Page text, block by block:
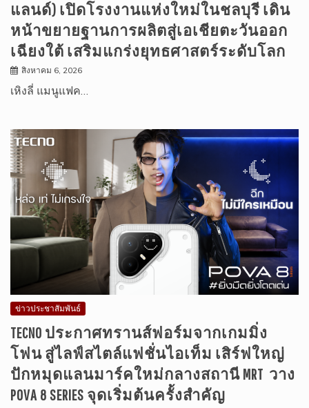
แลนด์) เปิดโรงงานแห่งใหม่ในชลบุรี เดิน
หน้าขยายฐานการผลิตสู่เอเชียตะวันออก
เฉียงใต้ เสริมแกร่งยุทธศาสตร์ระดับโลก
สิงหาคม 6, 2026
เหิงลี่ แมนูแฟค…
ข่าวประชาสัมพันธ์
TECNO ประกาศทรานส์ฟอร์มจากเกมมิ่ง
โฟน สู่ไลฟ์สไตล์แฟชั่นไอเท็ม เสิร์ฟใหญ่
ปักหมุดแลนมาร์คใหม่กลางสถานี MRT วาง
POVA 8 SERIES จุดเริ่มต้นครั้งสำคัญ